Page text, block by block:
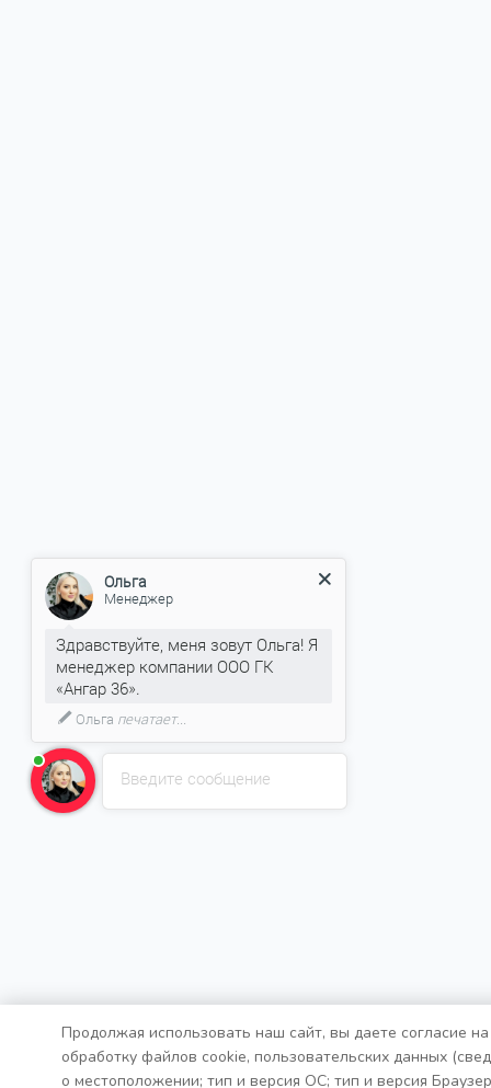
Продолжая использовать наш сайт, вы даете согласие на
обработку файлов cookie, пользовательских данных
о местоположении; тип и версия ОС; тип и версия
Введите сообщение
Ольга
Менеджер
Здравствуйте, меня зовут Ольга! Я
менеджер компании ООО ГК
«Ангар 36».
Ольга печатает...